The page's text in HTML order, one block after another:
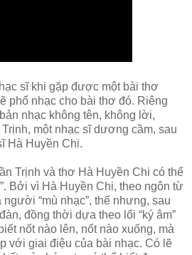
sĩ khi gặp được một bài thơ
phổ nhạc cho bài thơ đó. Riêng
nhạc không tên, không lời,
một nhạc sĩ dương cầm, sau
Hà Huyền Chi.
Trịnh và thơ Hà Huyền Chi có thể
Bởi vì Hà Huyền Chi, theo ngôn từ
“mù nhạc”, thế nhưng, sau
đồng thời dựa theo lối “ký âm”
nốt nào lên, nốt nào xuống, mà
với giai điệu của bài nhạc. Có lẽ